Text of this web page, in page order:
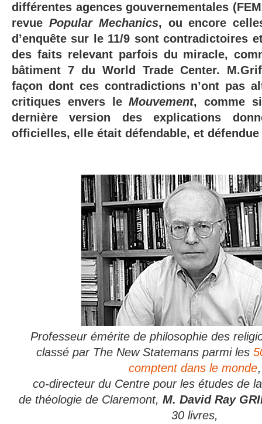
différentes agences gouvernementales
revue Popular Mechanics, ou encore
d’enquête sur le 11/9 sont contradictoires
des faits relevant parfois du miracle,
bâtiment 7 du World Trade Center.
façon dont ces contradictions n’ont pas
critiques envers leMouvement, comme
dernière version des explications
officielles, elle était défendable, et
Professeur émérite de philosophie des
classé par The New Statemans parmi les
comptent dans le monde,
co-directeur du Centre pour les études de
de théologie de Claremont,M. David Ray
30 livres,